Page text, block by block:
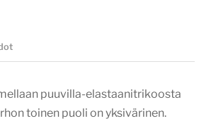
puuvilla-elastaanitrikoosta
toinen puoli on yksivärinen.